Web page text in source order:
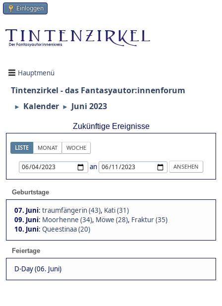
Einloggen
Hauptmenü
Tintenzirkel - das Fantasyautor:innenforum
► Kalender ► Juni 2023
Zukünftige Ereignisse
LISTE MONAT WOCHE
an
Geburtstage
07. Juni: traumfängerin (43), Kati (31)
09. Juni: Moorhenne (34), Möwe (28), Fraktur (35)
10. Juni: Queestinaa (20)
Feiertage
D-Day (06. Juni)